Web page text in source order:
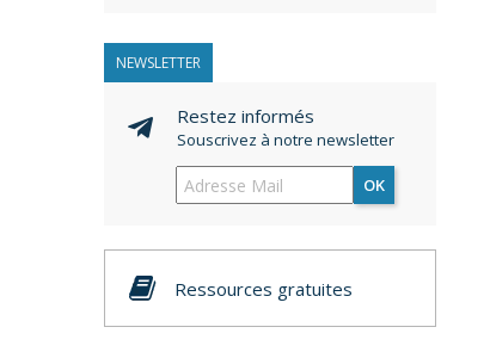
NEWSLETTER
Restez informés
Souscrivez à notre newsletter
OK
Ressources gratuites